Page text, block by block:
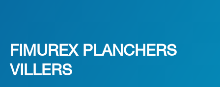
FIMUREX PLANCHERS
VILLERS